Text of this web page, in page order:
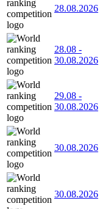
28.08.2026
28.08 -
30.08.2026
29.08 -
30.08.2026
30.08.2026
30.08.2026